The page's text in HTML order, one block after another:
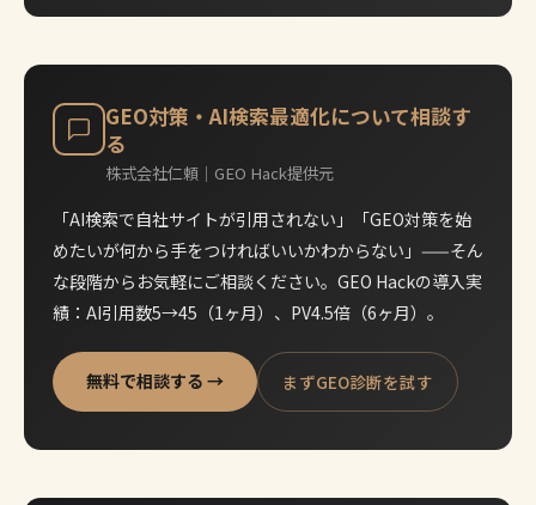
GEO対策・AI検索最適化について相談す
る
株式会社仁頼｜GEO Hack提供元
「AI検索で自社サイトが引用されない」「GEO対策を始
めたいが何から手をつければいいかわからない」——そん
な段階からお気軽にご相談ください。GEO Hackの導入実
績：AI引用数5→45（1ヶ月）、PV4.5倍（6ヶ月）。
無料で相談する → まずGEO診断を試す